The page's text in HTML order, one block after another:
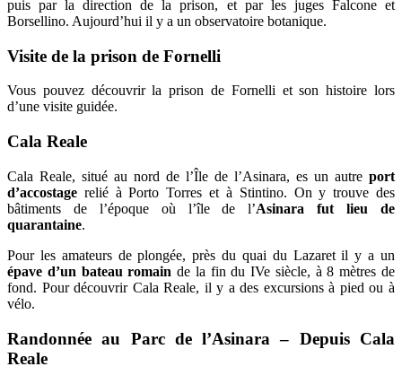
puis par la direction de la prison, et par les juges Falcone et
Borsellino. Aujourd’hui il y a un observatoire botanique.
Visite de la prison de Fornelli
Vous pouvez découvrir la prison de Fornelli et son histoire lors
d’une visite guidée.
Cala Reale
Cala Reale, situé au nord de l’Île de l’Asinara, es un autre port
d’accostage relié à Porto Torres et à Stintino. On y trouve des
bâtiments de l’époque où l’île de l’Asinara fut lieu de
quarantaine.
Pour les amateurs de plongée, près du quai du Lazaret il y a un
épave d’un bateau romain de la fin du IVe siècle, à 8 mètres de
fond. Pour découvrir Cala Reale, il y a des excursions à pied ou à
vélo.
Randonnée au Parc de l’Asinara – Depuis Cala
Reale